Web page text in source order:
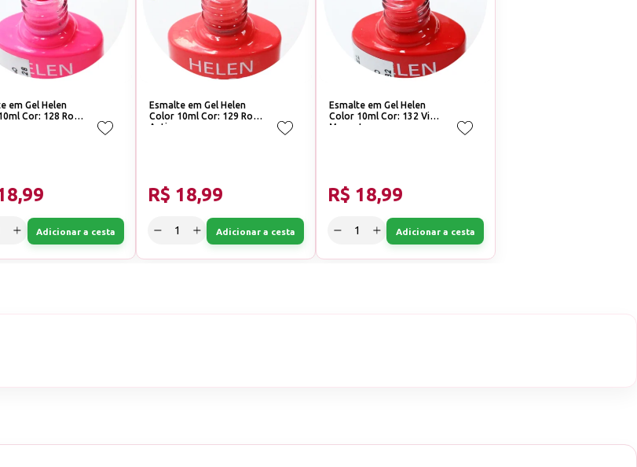
em Gel Helen
Cor: 128 Rosa
Adicionar a cesta
Esmalte em Gel Helen
Color 10ml Cor: 129 Rosa
Antigo
R$ 18,99
Adicionar a cesta
Esmalte em Gel Helen
Color 10ml Cor: 132 Viva
Magenta
R$ 18,99
Adicionar a cesta